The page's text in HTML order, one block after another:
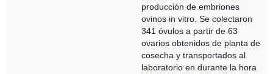
producción de embriones
ovinos in vitro. Se colectaron
341 óvulos a partir de 63
ovarios obtenidos de planta de
cosecha y transportados al
laboratorio en durante la hora